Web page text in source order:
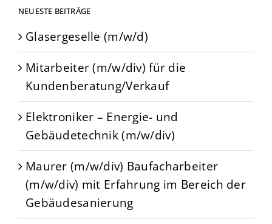
NEUESTE BEITRÄGE
Glasergeselle (m/w/d)
Mitarbeiter (m/w/div) für die
Kundenberatung/Verkauf
Elektroniker – Energie- und
Gebäudetechnik (m/w/div)
Maurer (m/w/div) Baufacharbeiter
(m/w/div) mit Erfahrung im Bereich der
Gebäudesanierung